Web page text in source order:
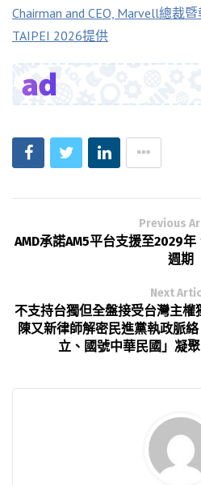
Chairman and CEO, Marvell總裁
TAIPEI 2026提供
Previous
AMD承諾AM5平台支援至2029
週期
Next
不支持台獨但全盤接受台灣主
陳又新律師解密民進黨執政脈
立、國號中華民國」凝